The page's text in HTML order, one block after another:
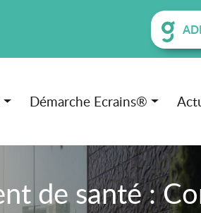
Démarche Ecrains®
de santé :